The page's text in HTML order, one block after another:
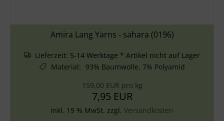
Amira Lang Yarns - sahara (0196)
Lieferzeit: 5-14 Werktage * Artikel nicht auf Lager
Material: 93% Baumwolle, 7% Polyamid
159,00 EUR pro kg
7,95 EUR
inkl. 19 % MwSt. zzgl. Versandkosten